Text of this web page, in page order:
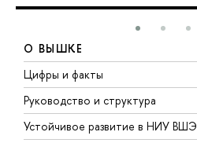
О ВЫШКЕ
Цифры и факты
Руководство и структура
Устойчивое развитие в НИУ ВШЭ